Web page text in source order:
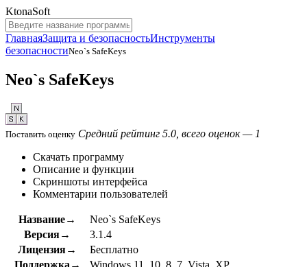
KtonaSoft
ГлавнаяЗащита и безопасностьИнструменты
безопасностиNeo`s SafeKeys
Neo`s SafeKeys
Поставить оценку Средний рейтинг 5.0, всего оценок — 1
Скачать программу
Описание и функции
Скриншоты интерфейса
Комментарии пользователей
Название→
Neo`s SafeKeys
Версия→
3.1.4
Лицензия→
Бесплатно
Поддержка→
Windows 11, 10, 8, 7, Vista, XP